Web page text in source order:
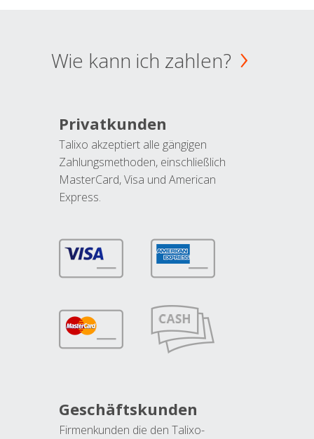
Wie kann ich zahlen?
Privatkunden
Talixo akzeptiert alle gängigen
Zahlungsmethoden, einschließlich
MasterCard, Visa und American
Express.
Geschäftskunden
Firmenkunden die den Talixo-